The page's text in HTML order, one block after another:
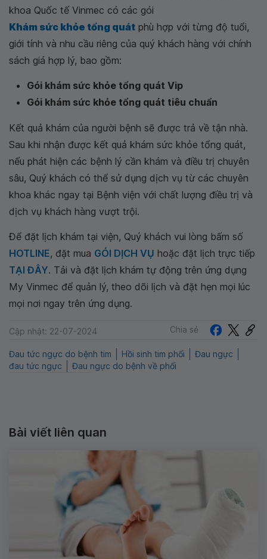
khoa Quốc tế Vinmec có các gói
Khám sức khỏe tổng quát phù hợp với từng độ tuổi,
giới tính và nhu cầu riêng của quý khách hàng với chính
sách giá hợp lý, bao gồm:
Gói khám sức khỏe tổng quát Vip
Gói khám sức khỏe tổng quát tiêu chuẩn
Kết quả khám của người bệnh sẽ được trả về tận nhà.
Sau khi nhận được kết quả khám sức khỏe tổng quát,
nếu phát hiện các bệnh lý cần khám và điều trị chuyên
sâu, Quý khách có thể sử dụng dịch vụ từ các chuyên
khoa khác ngay tại Bệnh viện với chất lượng điều trị và
dịch vụ khách hàng vượt trội.
Để đặt lịch khám tại viện, Quý khách vui lòng bấm số
HOTLINE, đặt mua GÓI DỊCH VỤ hoặc đặt lịch trực tiếp
TẠI ĐÂY. Tải và đặt lịch khám tự động trên ứng dụng
My Vinmec để quản lý, theo dõi lịch và đặt hẹn mọi lúc
mọi nơi ngay trên ứng dụng.
Cập nhật: 22-07-2024 Chia sẻ
Đau tức ngực do bệnh tim Hồi sinh tim phổi
Đau ngực
đau tức ngực
Đau ngực do bệnh về phổi
Bài viết liên quan